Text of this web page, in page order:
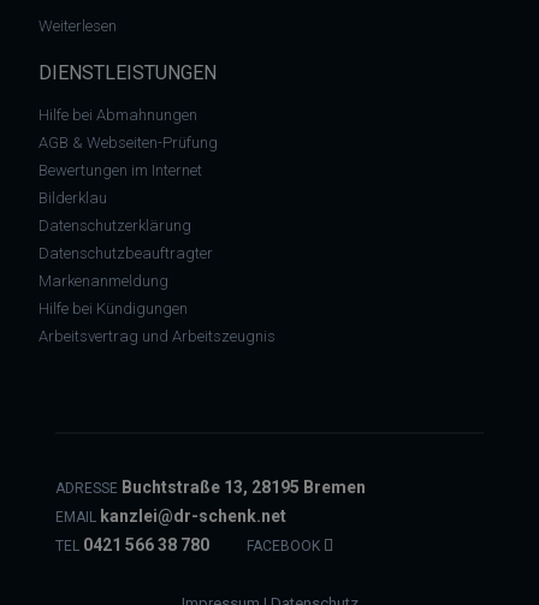
Weiterlesen
DIENSTLEISTUNGEN
Hilfe bei Abmahnungen
AGB & Webseiten-Prüfung
Bewertungen im Internet
Bilderklau
Datenschutzerklärung
Datenschutzbeauftragter
Markenanmeldung
Hilfe bei Kündigungen
Arbeitsvertrag und Arbeitszeugnis
ADRESSE Buchtstraße 13, 28195 Bremen
EMAIL kanzlei@dr-schenk.net
TEL 0421 566 38 780 FACEBOOK